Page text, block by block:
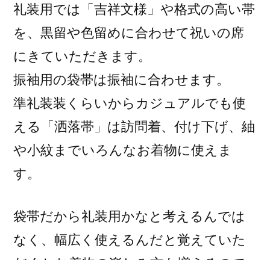
礼装用では「吉祥文様」や格式の高い帯
を、黒留や色留めに合わせて祝いの席
にきていただきます。
振袖用の袋帯は振袖に合わせます。
準礼装装くらいからカジュアルでも使
える「洒落帯」は訪問着、付け下げ、紬
や小紋までいろんなお着物に使えま
す。
袋帯だから礼装用かなと考えるんでは
なく、幅広く使えるんだと覚えていた